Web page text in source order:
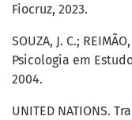
Fiocruz, 2023.
SOUZA, J. C.;
Psicologia em
2004.
UNITED NATIONS.